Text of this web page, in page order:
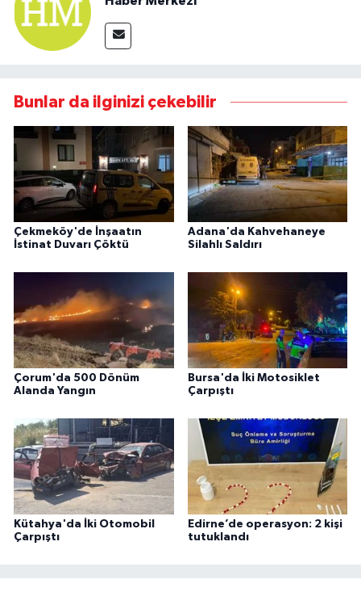
Bunlar da ilginizi çekebilir
Çekmeköy'de İnşaatın
İstinat Duvarı Çöktü
Adana'da Kahvehaneye
Silahlı Saldırı
Çorum'da 500 Dönüm
Alanda Yangın
Bursa'da İki Motosiklet
Çarpıştı
Kütahya'da İki Otomobil
Çarpıştı
Edirne’de operasyon: 2 kişi
tutuklandı